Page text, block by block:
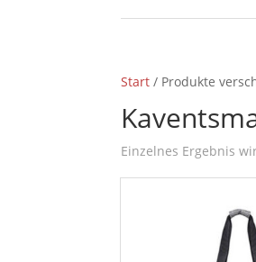
Start / Produkte
Einzelnes Ergebnis